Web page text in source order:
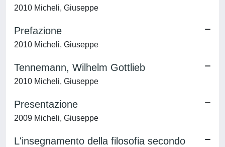
2010 Micheli, Giuseppe
Prefazione
2010 Micheli, Giuseppe
Tennemann, Wilhelm Gottlieb
2010 Micheli, Giuseppe
Presentazione
2009 Micheli, Giuseppe
L'insegnamento della filosofia secondo